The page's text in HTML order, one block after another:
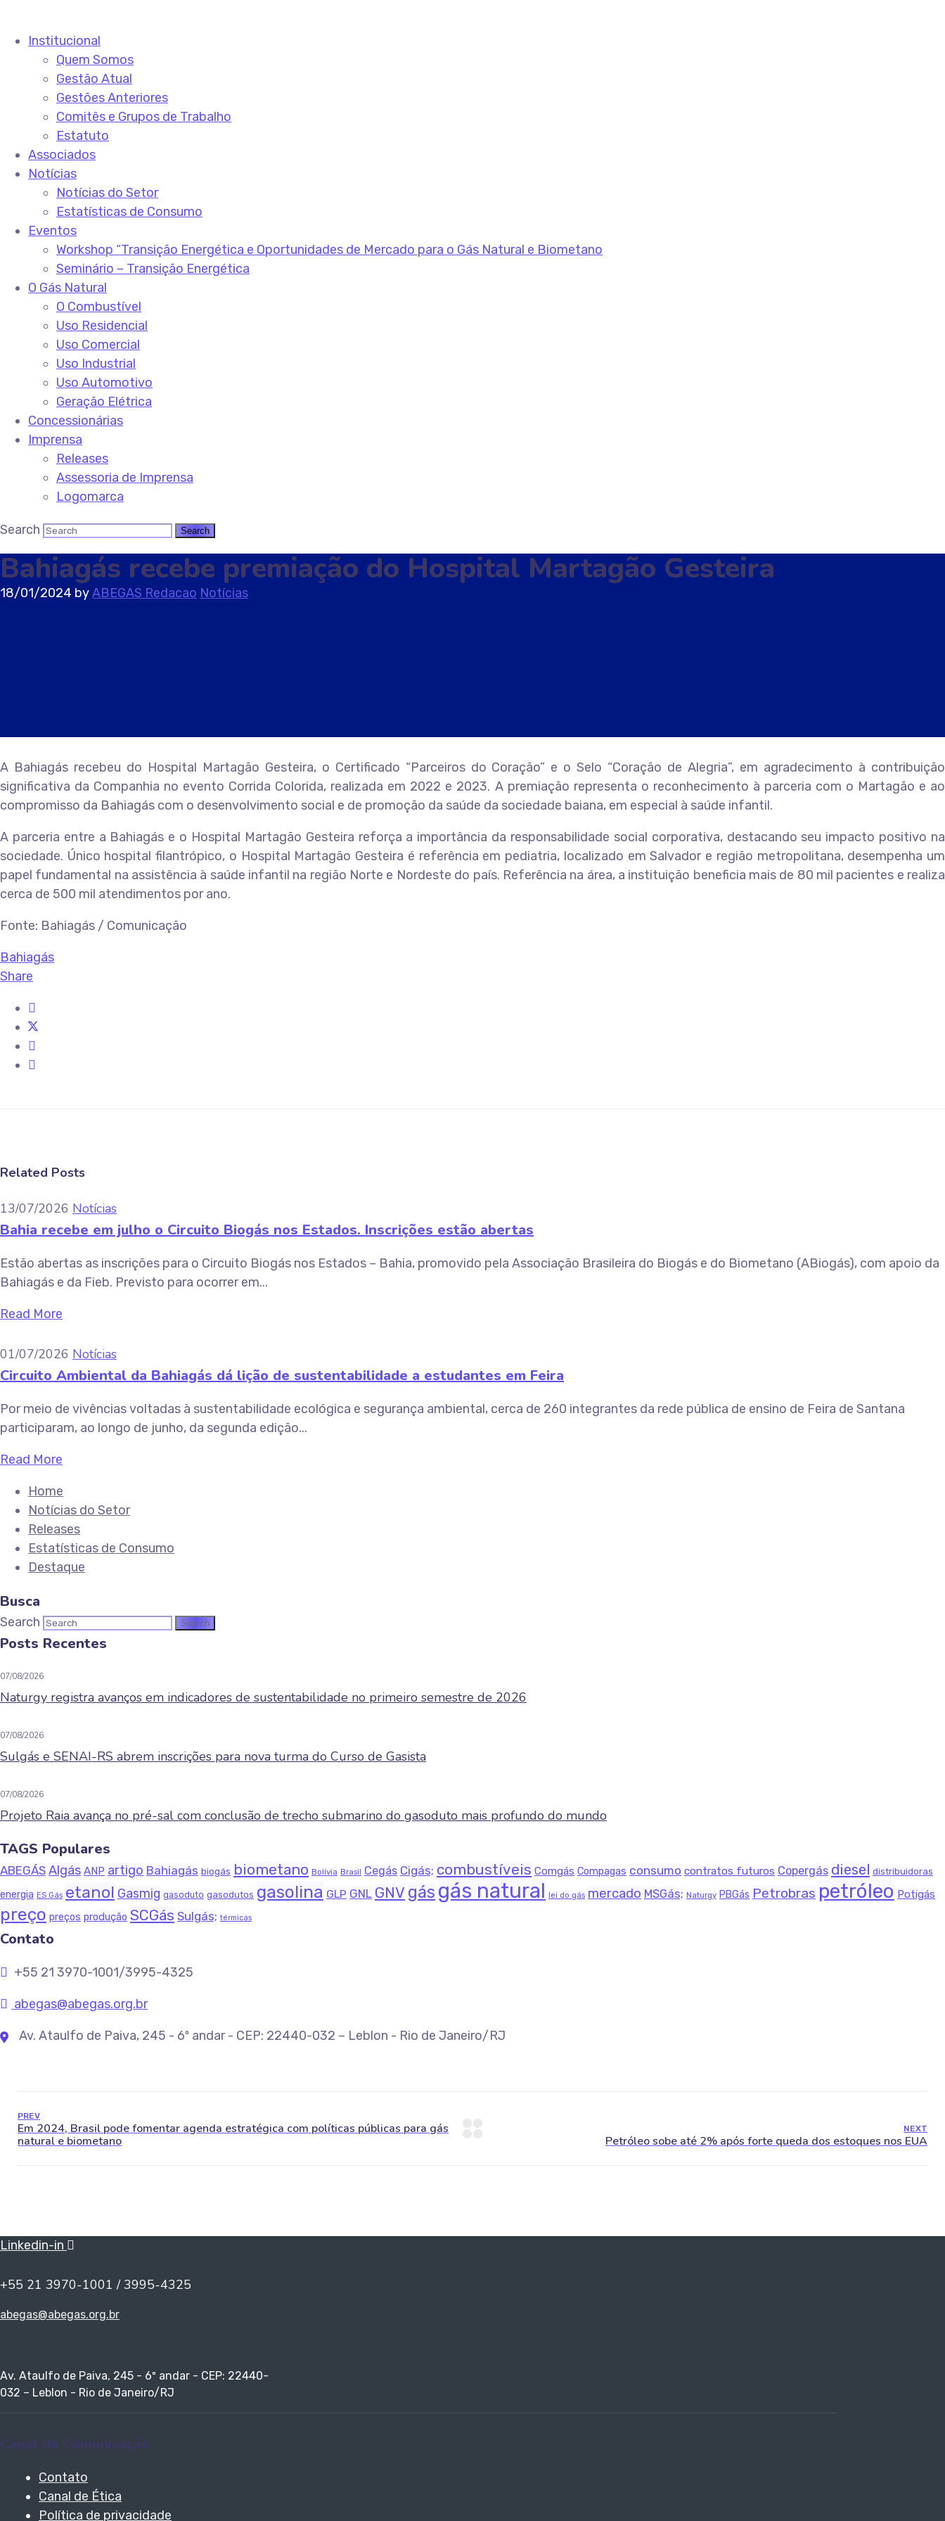
Institucional
Quem Somos
Gestão Atual
Gestões Anteriores
Comitês e Grupos de Trabalho
Estatuto
Associados
Notícias
Notícias do Setor
Estatísticas de Consumo
Eventos
Workshop “Transição Energética e Oportunidades de Mercado para o Gás Natural e Biometano
Seminário – Transição Energética
O Gás Natural
O Combustível
Uso Residencial
Uso Comercial
Uso Industrial
Uso Automotivo
Geração Elétrica
Concessionárias
Imprensa
Releases
Assessoria de Imprensa
Logomarca
Search
Bahiagás recebe premiação do Hospital Martagão Gesteira
18/01/2024 byABEGAS Redacao Notícias
A Bahiagás recebeu do Hospital Martagão Gesteira, o Certificado “Parceiros do Coração” e o Selo “Coração de Alegria”, em agradecimento à contribuição
significativa da Companhia no evento Corrida Colorida, realizada em 2022 e 2023. A premiação representa o reconhecimento à parceria com o Martagão e ao
compromisso da Bahiagás com o desenvolvimento social e de promoção da saúde da sociedade baiana, em especial à saúde infantil.
A parceria entre a Bahiagás e o Hospital Martagão Gesteira reforça a importância da responsabilidade social corporativa, destacando seu impacto positivo na
sociedade. Único hospital filantrópico, o Hospital Martagão Gesteira é referência em pediatria, localizado em Salvador e região metropolitana, desempenha um
papel fundamental na assistência à saúde infantil na região Norte e Nordeste do país. Referência na área, a instituição beneficia mais de 80 mil pacientes e realiza
cerca de 500 mil atendimentos por ano.
Fonte: Bahiagás / Comunicação
Bahiagás
Share
Related Posts
13/07/2026 Notícias
Bahia recebe em julho o Circuito Biogás nos Estados. Inscrições estão abertas
Estão abertas as inscrições para o Circuito Biogás nos Estados – Bahia, promovido pela Associação Brasileira do Biogás e do Biometano (ABiogás), com apoio da
Bahiagás e da Fieb. Previsto para ocorrer em...
Read More
01/07/2026 Notícias
Circuito Ambiental da Bahiagás dá lição de sustentabilidade a estudantes em Feira
Por meio de vivências voltadas à sustentabilidade ecológica e segurança ambiental, cerca de 260 integrantes da rede pública de ensino de Feira de Santana
participaram, ao longo de junho, da segunda edição...
Read More
Home
Notícias do Setor
Releases
Estatísticas de Consumo
Destaque
Busca
Search
Posts Recentes
07/08/2026
Naturgy registra avanços em indicadores de sustentabilidade no primeiro semestre de 2026
07/08/2026
Sulgás e SENAI-RS abrem inscrições para nova turma do Curso de Gasista
07/08/2026
Projeto Raia avança no pré-sal com conclusão de trecho submarino do gasoduto mais profundo do mundo
TAGS Populares
ABEGÁS Algás ANP artigo Bahiagás biogás biometano Bolívia Brasil Cegás Cigás; combustíveis Comgás Compagas consumo contratos futuros Copergás diesel distribuidoras
energia ES Gás etanol Gasmig gasoduto gasodutos gasolina GLP GNL GNV gás gás natural lei do gás mercado MSGás; Naturgy PBGás Petrobras petróleo Potigás
preço preços produção SCGás Sulgás; térmicas
Contato
+55 21 3970-1001/3995-4325
abegas@abegas.org.br
Av. Ataulfo de Paiva, 245 - 6º andar - CEP: 22440-032 – Leblon - Rio de Janeiro/RJ
PREV
NEXT
Linkedin-in
+55 21 3970-1001 / 3995-4325
abegas@abegas.org.br
Av. Ataulfo de Paiva, 245 - 6º andar - CEP: 22440-
032 – Leblon - Rio de Janeiro/RJ
Canal de Comunicação
Contato
Canal de Ética
Política de privacidade